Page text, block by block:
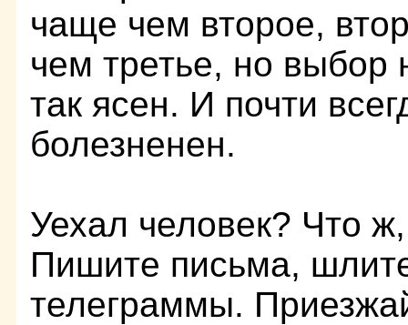
чаще чем второе,
чем третье, но выбор
так ясен. И почти
болезненен.
Уехал человек? Что
Пишите письма,
телеграммы.